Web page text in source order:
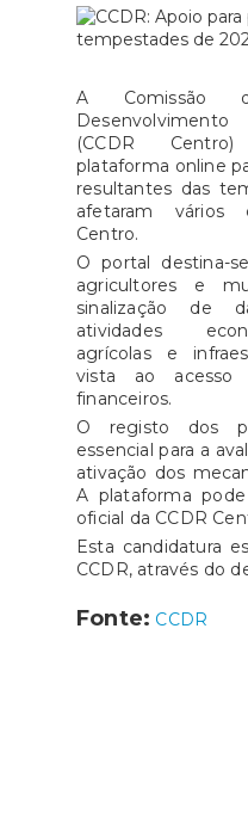
A Comissão
(CCDR
plataforma online
resultantes das
afetaram vários
Centro.
O portal destina-
agricultores e
sinalização de
atividades
agrícolas e
vista ao
financeiros.
O registo dos
essencial para a
ativação dos
A plataforma
oficial da CCDR
Esta candidatura
CCDR, através do
Fonte: CCDR